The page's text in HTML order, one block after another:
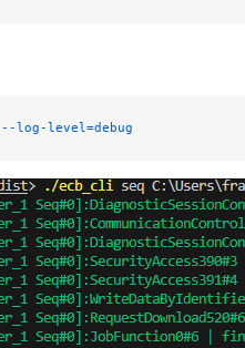
--log-level=debug